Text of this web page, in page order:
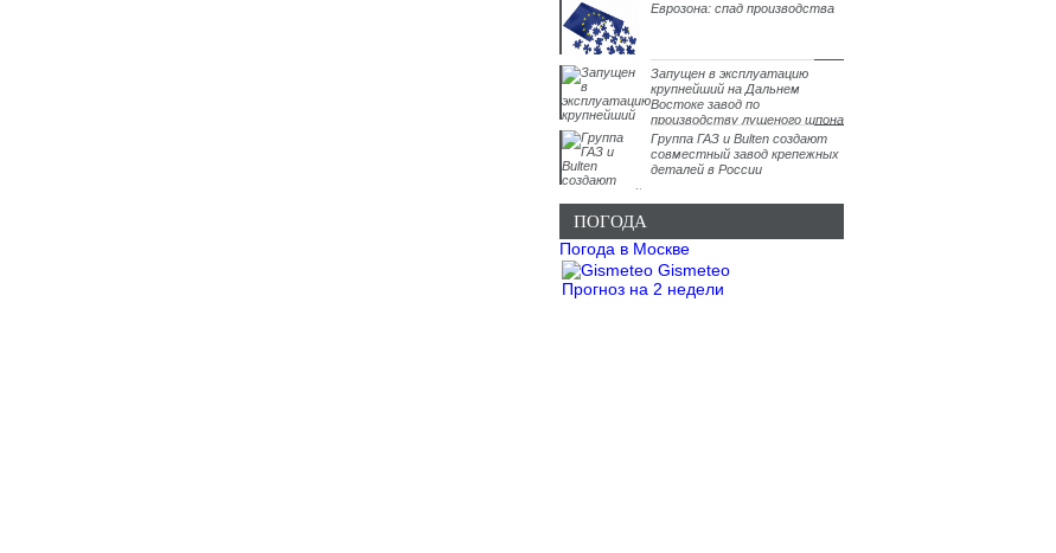
Еврозона: спад производства
Запущен в эксплуатацию
крупнейший на Дальнем
Востоке завод по
производству лущеного шпона
Группа ГАЗ и Bulten создают
совместный завод крепежных
деталей в России
ПОГОДА
Погода в Москве
Gismeteo
Прогноз на 2 недели